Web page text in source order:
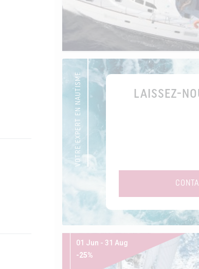
VOTRE EXPERT EN NAUTISME
LAISSEZ-
01 Jun - 31 Aug
-25%